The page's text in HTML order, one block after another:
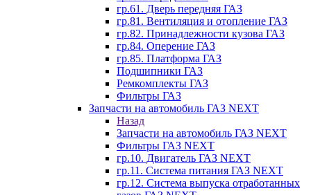
гр.61. Дверь передняя ГАЗ
гр.81. Вентиляция и отопление ГАЗ
гр.82. Принадлежности кузова ГАЗ
гр.84. Оперение ГАЗ
гр.85. Платформа ГАЗ
Подшипники ГАЗ
Ремкомплекты ГАЗ
Фильтры ГАЗ
Запчасти на автомобиль ГАЗ NEXT
Назад
Запчасти на автомобиль ГАЗ NEXT
Фильтры ГАЗ NEXT
гр.10. Двигатель ГАЗ NEXT
гр.11. Система питания ГАЗ NEXT
гр.12. Система выпуска отработанных